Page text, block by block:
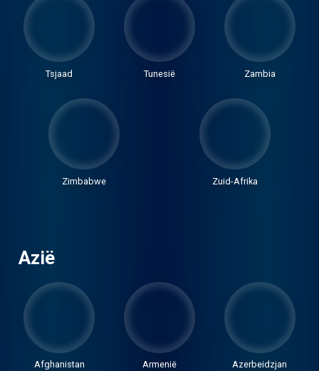
Tsjaad Tunesië Zambia
Zimbabwe Zuid-Afrika
Azië
Afghanistan Armenië Azerbeidzjan